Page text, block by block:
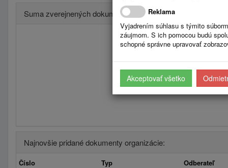
Suma zverejnených dokumentov po kvartaloch
Najnovšie pridané dokumenty organizácie:
Číslo Typ Odberateľ
Reklama
Vyjadrením súhlasu s týmito
záujmom. S ich pomocou budú
schopné správne upravovať
Akceptovať všetko